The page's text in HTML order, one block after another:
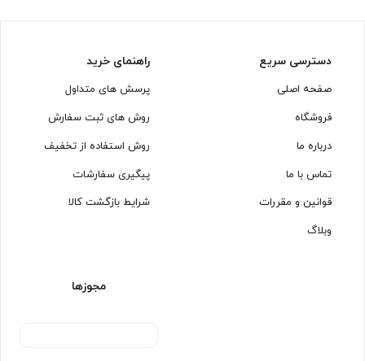
لیمیتاک
نوین صنعت
هوفیلوس
دسترسی سریع
صفحه اصلی
فروشگاه
درباره ما
تماس با ما
قوانین و مقررات
وبلاگ
راهنمای خرید
پرسش های متداول
روش های ثبت سفارش
روش استفاده از تخفیف
پیگیری سفارشات
شرایط بازگشت کالا
مجوزها